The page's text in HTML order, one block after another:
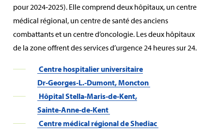
pour 2024‑2025). Elle comprend deux hôpitaux, un centre
médical régional, un centre de santé des anciens
combattants et un centre d’oncologie. Les deux hôpitaux
de la zone offrent des services d’urgence 24 heures sur 24.
Centre hospitalier universitaire
Dr‑Georges‑L.‑Dumont, Moncton
Hôpital Stella‑Maris‑de‑Kent,
Sainte‑Anne‑de‑Kent
Centre médical régional de Shediac